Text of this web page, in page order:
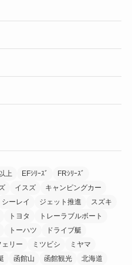
上 EFｼﾘｰｽﾞ
FRｼﾘｰｽﾞ
イスズ
キャンピングカー
シーレイ ジェット推進
スズキ
トヨタ
トレーラブルボート
トーハツ
ドライブ艇
ェリー ミツビシ
ミヤマ
函館山 函館観光
北海道